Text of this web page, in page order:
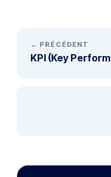
← PRÉCÉDENT
KPI (Key